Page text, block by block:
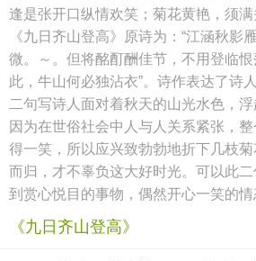
逢是张开口纵情欢笑；菊花黄艳，须满
《九日齐山登高》原诗为：“江涵秋影
微。～。但将酩酊酬佳节，不用登临
此，牛山何必独沾衣”。诗作表达了诗
二句写诗人面对着秋天的山光水色，
因为在世俗社会中人与人关系紧张，
得一笑，所以应兴致勃勃地折下几枝
而归，才不辜负这大好时光。可以此
到赏心悦目的事物，偶然开心一笑的情
《九日齐山登高》